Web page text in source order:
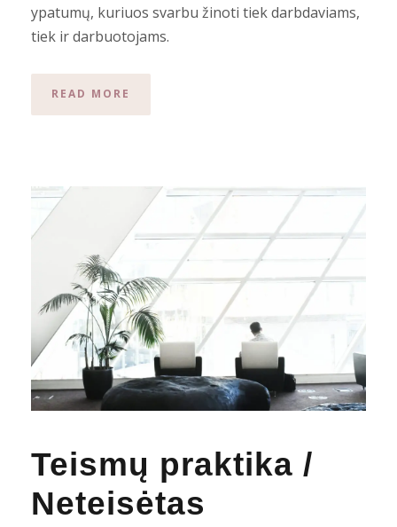
ypatumų, kuriuos svarbu žinoti tiek darbdaviams,
tiek ir darbuotojams.
READ MORE
Teismų praktika /
Neteisėtas